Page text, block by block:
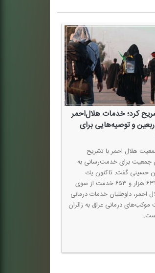
كرد؛ خدمات هلال‌احمر
و توصیه‌هایی برای
هلال احمر با تشریح
جمعیت برای خدمت‌رسانی به
حسینی گفت: تاكنون یك
میلیون و ۶۳۳ هزار و ۶۵۳ خدمت از سوی
احمر، داوطلبان خدمات درمانی
موكب‌های درمانی عراق به زائران